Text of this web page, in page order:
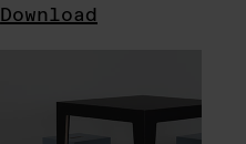
Download